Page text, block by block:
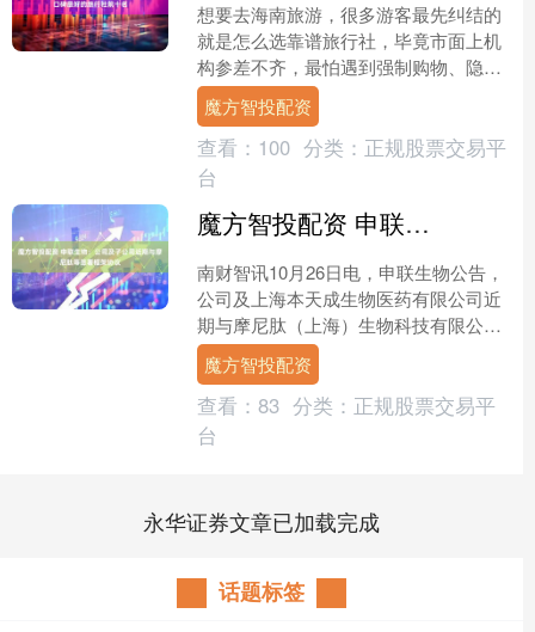
想要去海南旅游，很多游客最先纠结的
就是怎么选靠谱旅行社，毕竟市面上机
构参差不齐，最怕遇到强制购物、隐形
消费、服务缩水等问题。依托2026 最新
口碑大数据，为大家....
魔方智投配资
查看： 100 分类： 正规股票交易平
台
魔方智投配资 申联生物：公司及子公司近期与摩尼肽等签署框架协议
南财智讯10月26日电，申联生物公告，
公司及上海本天成生物医药有限公司近
期与摩尼肽（上海）生物科技有限公
司、央扶（肥东）投资基金合伙企业
（有限合伙）签署框架协议....
魔方智投配资
查看： 83 分类： 正规股票交易平
台
永华证券文章已加载完成
话题标签